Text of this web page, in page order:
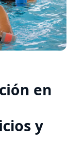
en
y